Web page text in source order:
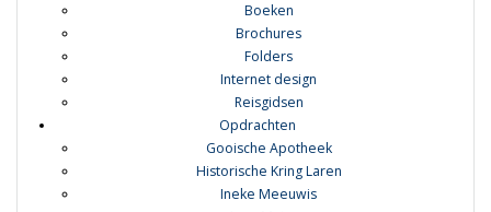
Boeken
Brochures
Folders
Internet design
Reisgidsen
Opdrachten
Gooische Apotheek
Historische Kring Laren
Ineke Meeuwis